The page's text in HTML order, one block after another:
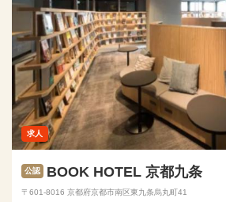
公認 BOOK HOTEL 京都九条
〒601-8016 京都府京都市南区東九条烏丸町41
求人